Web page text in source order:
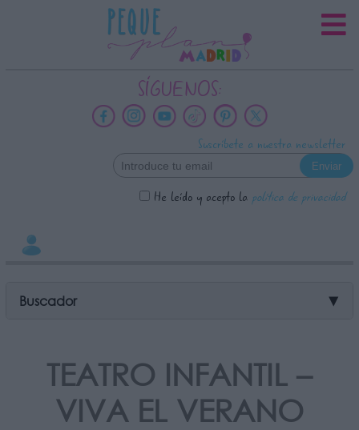
SÍGUENOS:
Suscríbete a nuestra newsletter
He leído y acepto la política de privacidad
Buscador ▼
TEATRO INFANTIL –
VIVA EL VERANO
INFORMACION SOBRE LA
PROTECCIÓN DE TUS DATOS
Datos tratados:
Información adicional